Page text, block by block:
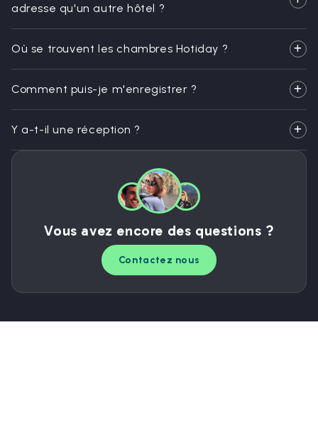
adresse qu'un autre hôtel ?
Où se trouvent les chambres Hotiday ?
Comment puis-je m'enregistrer ?
Y a-t-il une réception ?
Vous avez encore des questions ?
Contactez nous